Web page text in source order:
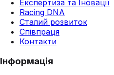
Експертиза та Іновації
Racing DNA
Сталий розвиток
Співпраця
Контакти
Інформація